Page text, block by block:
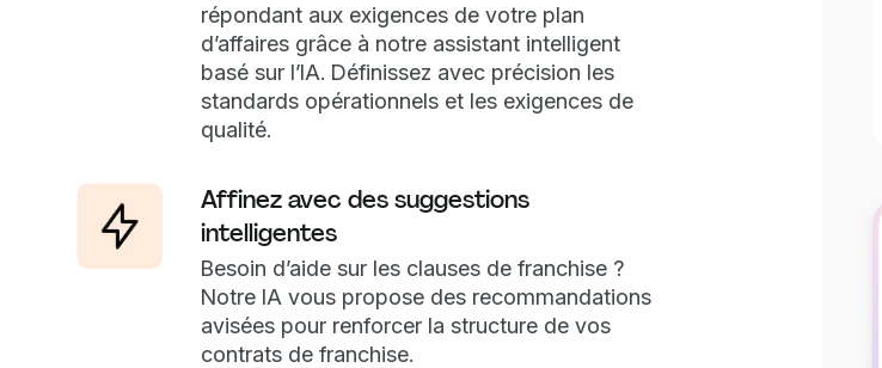
répondant aux exigences de votre plan
d’affaires grâce à notre assistant intelligent
basé sur l’IA. Définissez avec précision les
standards opérationnels et les exigences de
qualité.
Affinez avec des suggestions
intelligentes
Besoin d’aide sur les clauses de franchise ?
Notre IA vous propose des recommandations
avisées pour renforcer la structure de vos
contrats de franchise.